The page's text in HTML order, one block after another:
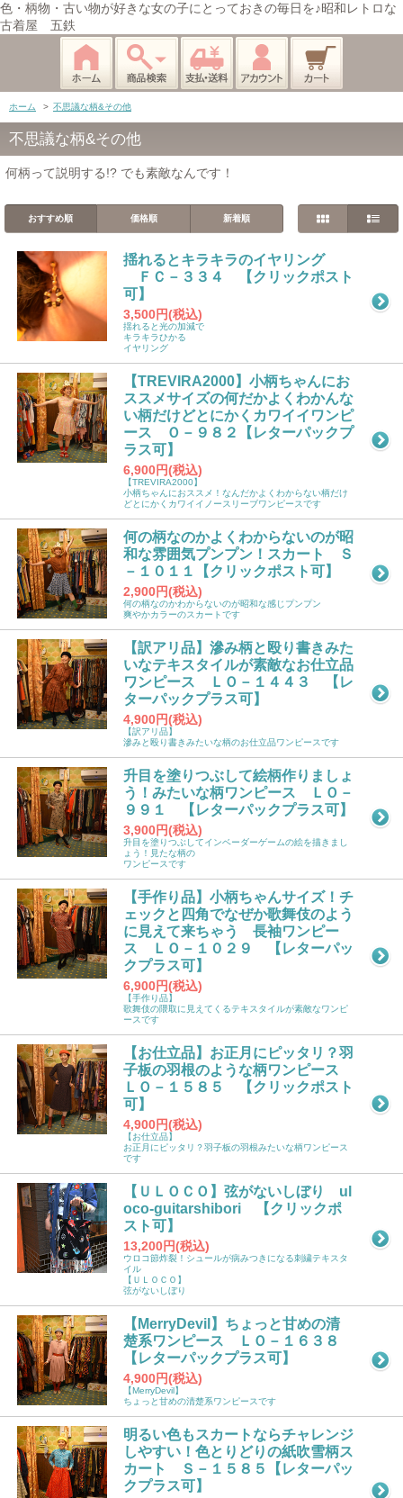
色・柄物・古い物が好きな女の子にとっておきの毎日を♪昭和レトロな
古着屋 五鉄
ホーム > 不思議な柄&その他
不思議な柄&その他
何柄って説明する!? でも素敵なんです！
おすすめ順 価格順 新着順
揺れるとキラキラのイヤリング
ＦＣ－３３４ 【クリックポスト
可】
3,500円(税込)
揺れると光の加減で
キラキラひかる
イヤリング
【TREVIRA2000】小柄ちゃんにお
ススメサイズの何だかよくわかんな
い柄だけどとにかくカワイイワンピ
ース Ｏ－９８２【レターパックプ
ラス可】
6,900円(税込)
【TREVIRA2000】
小柄ちゃんにおススメ！なんだかよくわからない柄だけ
どとにかくカワイイノースリーブワンピースです
何の柄なのかよくわからないのが昭
和な雰囲気プンプン！スカート Ｓ
－１０１１【クリックポスト可】
2,900円(税込)
何の柄なのかわからないのが昭和な感じプンプン
爽やかカラーのスカートです
【訳アリ品】滲み柄と殴り書きみた
いなテキスタイルが素敵なお仕立品
ワンピース ＬＯ－１４４３ 【レ
ターパックプラス可】
4,900円(税込)
【訳アリ品】
滲みと殴り書きみたいな柄のお仕立品ワンピースです
升目を塗りつぶして絵柄作りましょ
う！みたいな柄ワンピース ＬＯ－
９９１ 【レターパックプラス可】
3,900円(税込)
升目を塗りつぶしてインベーダーゲームの絵を描きまし
ょう！見たな柄の
ワンピースです
【手作り品】小柄ちゃんサイズ！チ
ェックと四角でなぜか歌舞伎のよう
に見えて来ちゃう 長袖ワンピー
ス ＬＯ－１０２９ 【レターパッ
クプラス可】
6,900円(税込)
【手作り品】
歌舞伎の隈取に見えてくるテキスタイルが素敵なワンピ
ースです
【お仕立品】お正月にピッタリ？羽
子板の羽根のような柄ワンピース
ＬＯ－１５８５ 【クリックポスト
可】
4,900円(税込)
【お仕立品】
お正月にピッタリ？羽子板の羽根みたいな柄ワンピース
です
【ＵＬＯＣＯ】弦がないしぼり ul
oco-guitarshibori 【クリックポ
スト可】
13,200円(税込)
ウロコ節炸裂！シュールが病みつきになる刺繍テキスタ
イル
【ＵＬＯＣＯ】
弦がないしぼり
【MerryDevil】ちょっと甘めの清
楚系ワンピース ＬＯ－１６３８
【レターパックプラス可】
4,900円(税込)
【MerryDevil】
ちょっと甘めの清楚系ワンピースです
明るい色もスカートならチャレンジ
しやすい！色とりどりの紙吹雪柄ス
カート Ｓ－１５８５【レターパッ
クプラス可】